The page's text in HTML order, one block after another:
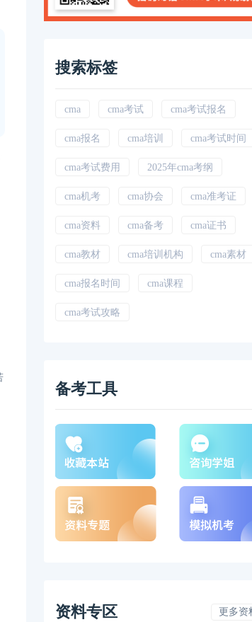
搜索标签
cma cma考试 cma考试报名
cma报名 cma培训 cma考试时间
cma考试费用 2025年cma考纲
cma机考 cma协会 cma准考证
cma资料 cma备考 cma证书
cma教材 cma培训机构 cma素材
cma报名时间 cma课程
cma考试攻略
备考工具
资料专区 更多资